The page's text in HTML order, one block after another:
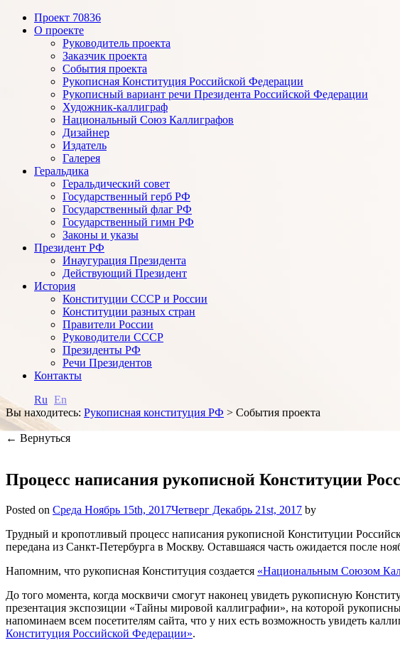
Рукописная конституция РФ
Проект 70836
О проекте
Руководитель проекта
Заказчик проекта
События проекта
Рукописная Конституция Российской Федерации
Рукописный вариант речи Президента Российской Федерации
Художник-каллиграф
Национальный Союз Каллиграфов
Дизайнер
Издатель
Галерея
Геральдика
Геральдический совет
Государственный герб РФ
Государственный флаг РФ
Государственный гимн РФ
Законы и указы
Президент РФ
Инаугурация Президента
Действующий Президент
История
Конституции СССР и России
Конституции разных стран
Правители России
Руководители СССР
Президенты РФ
Речи Президентов
Контакты
Ru En
Вы находитесь: Рукописная конституция РФ > События проекта
← Вернуться
Процесс написания рукописной Конституции
Posted on Среда Ноябрь 15th, 2017Четверг Декабрь 21st, 2017 by
Трудный и кропотливый процесс написания рукописной Конституции
передана из Санкт-Петербурга в Москву. Оставшаяся часть ожидается после
Напомним, что рукописная Конституция создается «Национальным Союзом
До того момента, когда москвичи смогут наконец увидеть рукописную
презентация экспозиции «Тайны мировой каллиграфии», на которой
напоминаем всем посетителям сайта, что у них есть возможность увидеть
Конституция Российской Федерации».